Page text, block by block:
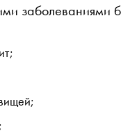
заболеваниями